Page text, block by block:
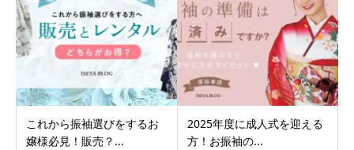
これから振袖選びをするお
嬢様必見！販売？...
2025年度に成人式を迎える
方！お振袖の...